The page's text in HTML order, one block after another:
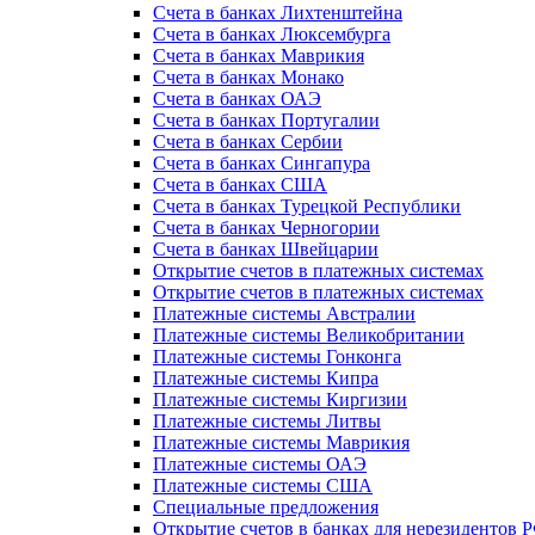
Счета в банках Лихтенштейна
Счета в банках Люксембурга
Счета в банках Маврикия
Счета в банках Монако
Счета в банках ОАЭ
Счета в банках Португалии
Счета в банках Сербии
Счета в банках Сингапура
Счета в банках США
Счета в банках Турецкой Республики
Счета в банках Черногории
Счета в банках Швейцарии
Открытие счетов в платежных системах
Открытие счетов в платежных системах
Платежные системы Австралии
Платежные системы Великобритании
Платежные системы Гонконга
Платежные системы Кипра
Платежные системы Киргизии
Платежные системы Литвы
Платежные системы Маврикия
Платежные системы ОАЭ
Платежные системы США
Специальные предложения
Открытие счетов в банках для нерезидентов